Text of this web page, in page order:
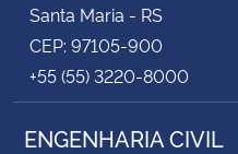
Santa Maria - RS
CEP: 97105-900
+55 (55) 3220-8000
ENGENHARIA CIVIL